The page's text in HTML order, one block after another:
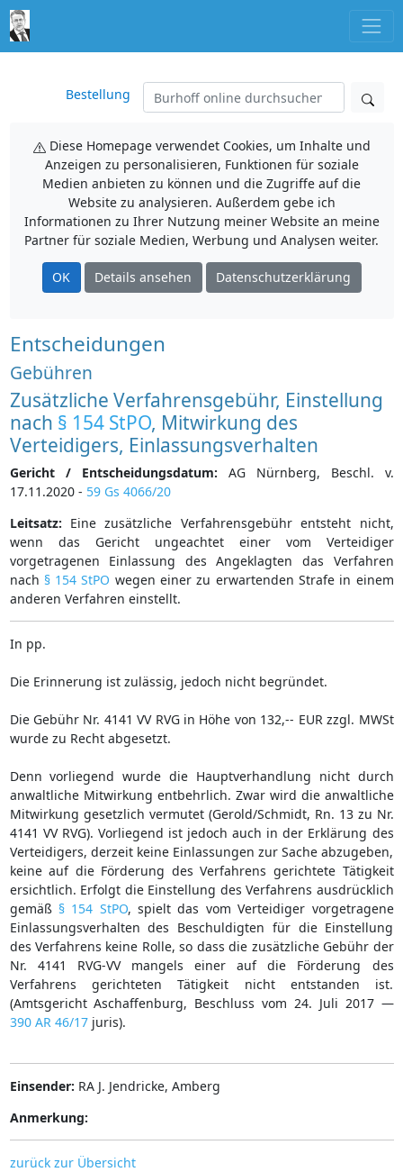
Bestellung
Diese Homepage verwendet Cookies, um Inhalte und
Anzeigen zu personalisieren, Funktionen für soziale
Medien anbieten zu können und die Zugriffe auf die
Website zu analysieren. Außerdem gebe ich
Informationen zu Ihrer Nutzung meiner Website an meine
Partner für soziale Medien, Werbung und Analysen weiter.
OK Details ansehen Datenschutzerklärung
Entscheidungen
Gebühren
Zusätzliche Verfahrensgebühr, Einstellung
nach § 154 StPO, Mitwirkung des
Verteidigers, Einlassungsverhalten
Gericht / Entscheidungsdatum: AG Nürnberg, Beschl. v.
17.11.2020 - 59 Gs 4066/20
Leitsatz: Eine zusätzliche Verfahrensgebühr entsteht nicht,
wenn das Gericht ungeachtet einer vom Verteidiger
vorgetragenen Einlassung des Angeklagten das Verfahren
nach § 154 StPO wegen einer zu erwartenden Strafe in einem
anderen Verfahren einstellt.
In pp.
Die Erinnerung ist zulässig, jedoch nicht begründet.
Die Gebühr Nr. 4141 VV RVG in Höhe von 132,-- EUR zzgl. MWSt
wurde zu Recht abgesetzt.
Denn vorliegend wurde die Hauptverhandlung nicht durch
anwaltliche Mitwirkung entbehrlich. Zwar wird die anwaltliche
Mitwirkung gesetzlich vermutet (Gerold/Schmidt, Rn. 13 zu Nr.
4141 VV RVG). Vorliegend ist jedoch auch in der Erklärung des
Verteidigers, derzeit keine Einlassungen zur Sache abzugeben,
keine auf die Förderung des Verfahrens gerichtete Tätigkeit
ersichtlich. Erfolgt die Einstellung des Verfahrens ausdrücklich
gemäß § 154 StPO, spielt das vom Verteidiger vorgetragene
Einlassungsverhalten des Beschuldigten für die Einstellung
des Verfahrens keine Rolle, so dass die zusätzliche Gebühr der
Nr. 4141 RVG-VV mangels einer auf die Förderung des
Verfahrens gerichteten Tätigkeit nicht entstanden ist.
(Amtsgericht Aschaffenburg, Beschluss vom 24. Juli 2017 —
390 AR 46/17juris).
Einsender: RA J. Jendricke, Amberg
Anmerkung:
zurück zur Übersicht